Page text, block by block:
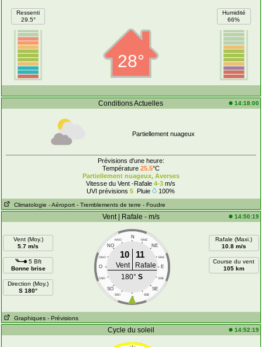
Ressenti
29.5°
28°
Humidité
66%
Conditions Actuelles 14:18:00
Partiellement nuageux
Prévisions d'une heure:
Température 25.5°C
Partiellement nuageux, Averses
Vitesse du Vent -Rafale4-3 m/s
UVI prévisions5 Pluie 100%
Climatologie - Aéroport - Tremblements de terre - Foudre
Vent | Rafale - m/s 14:50:19
Vent (Moy.)
5.7 m/s
5 Bft
Bonne brise
Direction (Moy.)
S 180°
N
NNO NNE
NO NE
ONO ENE
O E
OSO ESE
SO SE
SSO SSE
S
10 11
Vent
Rafale
180°S
Rafale (Maxi.)
10.8 m/s
Course du vent
105 km
Graphiques - Prévisions
Cycle du soleil 14:52:19